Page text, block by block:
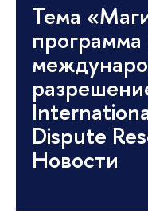
Тема
Dispute
Новости